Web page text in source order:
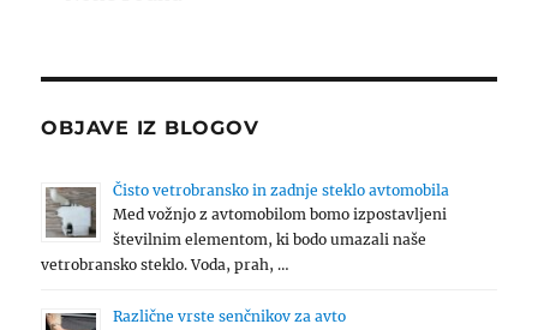
OBJAVE IZ BLOGOV
Čisto vetrobransko in zadnje steklo avtomobila
Med vožnjo z avtomobilom bomo izpostavljeni
številnim elementom, ki bodo umazali naše
vetrobransko steklo. Voda, prah, …
Različne vrste senčnikov za avto